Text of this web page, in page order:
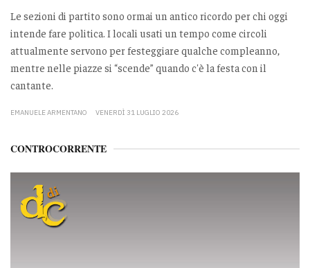
Le sezioni di partito sono ormai un antico ricordo per chi oggi
intende fare politica. I locali usati un tempo come circoli
attualmente servono per festeggiare qualche compleanno,
mentre nelle piazze si “scende” quando c'è la festa con il
cantante.
EMANUELE ARMENTANO VENERDÌ 31 LUGLIO 2026
CONTROCORRENTE